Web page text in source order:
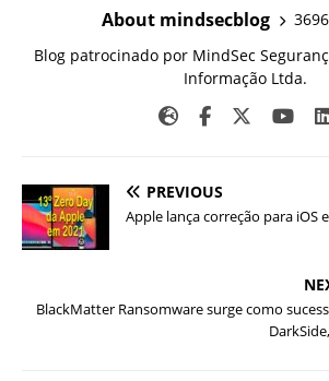
About mindsecblog
Blog patrocinado por MindSec
Informação Ltda.
PREVIOUS
Apple lança correção para iOS
BlackMatter Ransomware surge como